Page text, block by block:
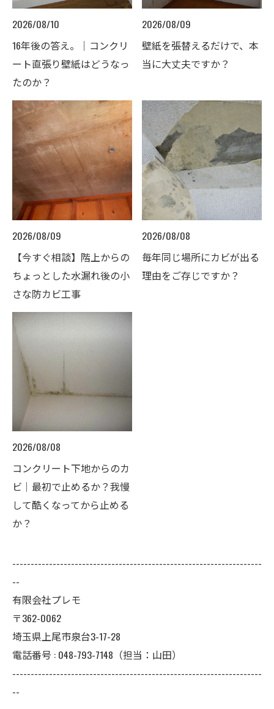
2026/08/10
16年後の答え。｜コンクリ
ート直張り壁紙はどうなっ
たのか？
2026/08/09
壁紙を張替えるだけで、本
当に大丈夫ですか？
2026/08/09
【今すぐ相談】階上からの
ちょっとした水漏れ後の小
さな防カビ工事
2026/08/08
毎年同じ場所にカビが出る
理由をご存じですか？
2026/08/08
コンクリート下地からのカ
ビ｜最初で止めるか？我慢
して酷くなってから止める
か？
--------------------------------------------------------------------
--
有限会社プレモ
〒362-0062
埼玉県上尾市泉台3-17-28
電話番号 : 048-793-7148（担当：山田）
--------------------------------------------------------------------
--